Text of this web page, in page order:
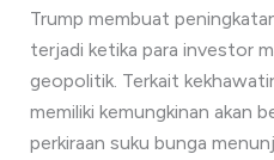
Trump membuat
terjadi ketika para investor
geopolitik. Terkait
memiliki kemungkinan akan
perkiraan suku bunga